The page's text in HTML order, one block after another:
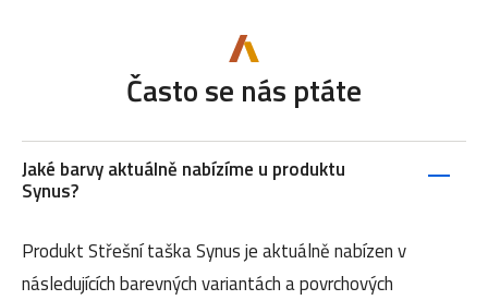
Často se nás ptáte
Jaké barvy aktuálně nabízíme u produktu
Synus?
Produkt Střešní taška Synus je aktuálně nabízen v
následujících barevných variantách a povrchových